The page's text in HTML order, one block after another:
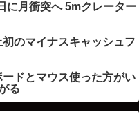
に月衝突へ 5mクレーター
のマイナスキャッシュフ
ドとマウス使った方がい
る